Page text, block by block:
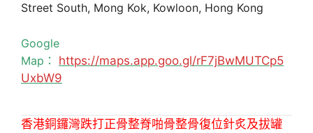
Street South, Mong Kok, Kowloon, Hong Kong
Google
Map： https://maps.app.goo.gl/rF7jBwMUTCp5
UxbW9
香港銅鑼灣跌打正骨整脊啪骨整骨復位針炙及拔罐